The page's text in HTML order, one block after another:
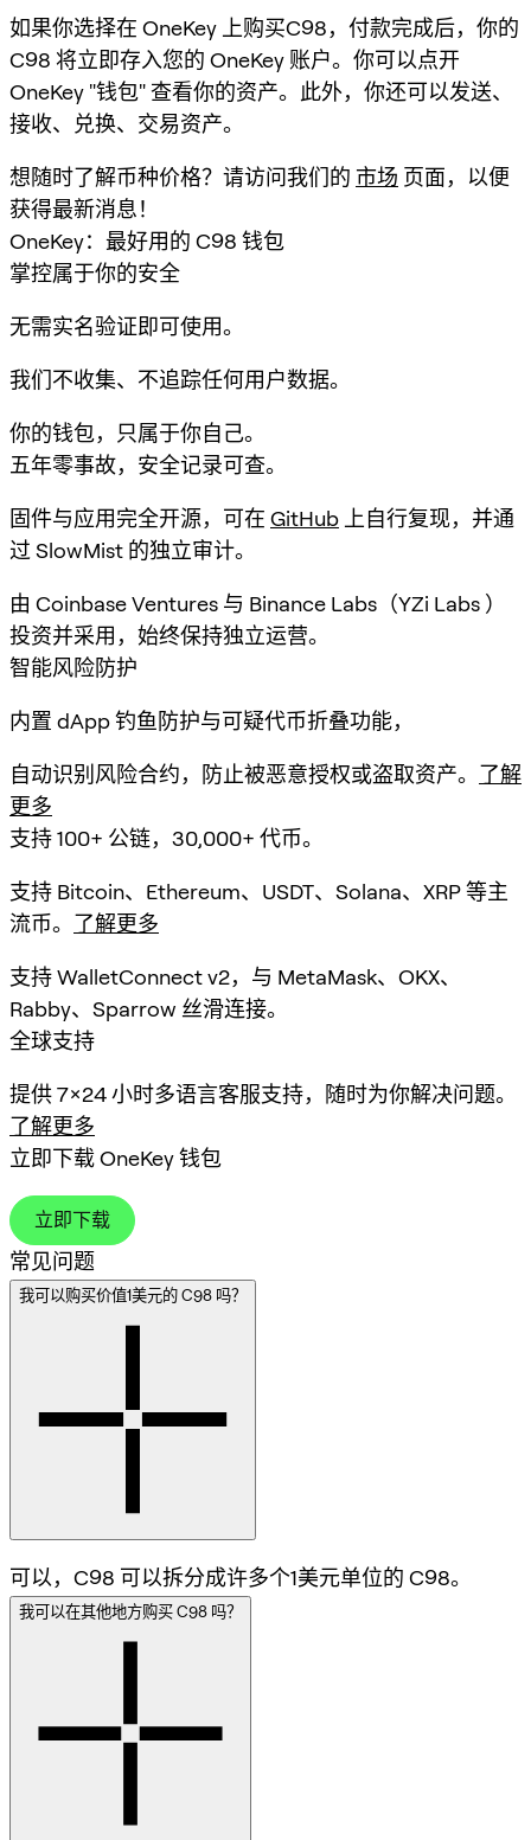
如果你选择在 OneKey 上购买C98，付款完成后，你的
C98 将立即存入您的 OneKey 账户。你可以点开
OneKey "钱包" 查看你的资产。此外，你还可以发送、
接收、兑换、交易资产。
想随时了解币种价格？请访问我们的 市场 页面，以便
获得最新消息！
OneKey：最好用的 C98 钱包
掌控属于你的安全
无需实名验证即可使用。
我们不收集、不追踪任何用户数据。
你的钱包，只属于你自己。
五年零事故，安全记录可查。
固件与应用完全开源，可在 GitHub 上自行复现，并通
过 SlowMist 的独立审计。
由 Coinbase Ventures 与 Binance Labs（YZi Labs ）
投资并采用，始终保持独立运营。
智能风险防护
内置 dApp 钓鱼防护与可疑代币折叠功能，
自动识别风险合约，防止被恶意授权或盗取资产。 了解
更多
支持 100+ 公链，30,000+ 代币。
支持 Bitcoin、Ethereum、USDT、Solana、XRP 等主
流币。 了解更多
支持 WalletConnect v2，与 MetaMask、OKX、
Rabby、Sparrow 丝滑连接。
全球支持
提供 7×24 小时多语言客服支持，随时为你解决问题。
了解更多
立即下载 OneKey 钱包
立即下载
常见问题
我可以购买价值1美元的 C98 吗？
可以，C98 可以拆分成许多个1美元单位的 C98。
我可以在其他地方购买 C98 吗？